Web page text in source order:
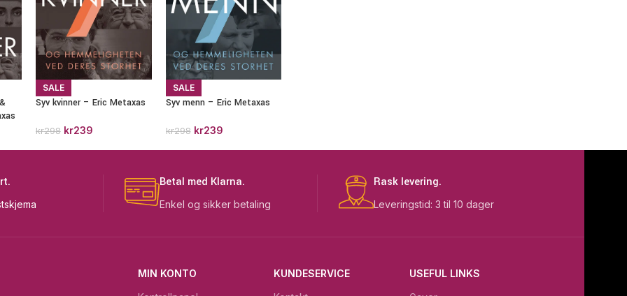
SALE
Syv kvinner – Eric Metaxas
kr298 kr239
SALE
Syv menn – Eric Metaxas
kr298 kr239
Betal med Klarna.
Enkel og sikker betaling
Rask levering.
Leveringstid: 3 til 10 dager
MIN KONTO
KUNDESERVICE
USEFUL LINKS